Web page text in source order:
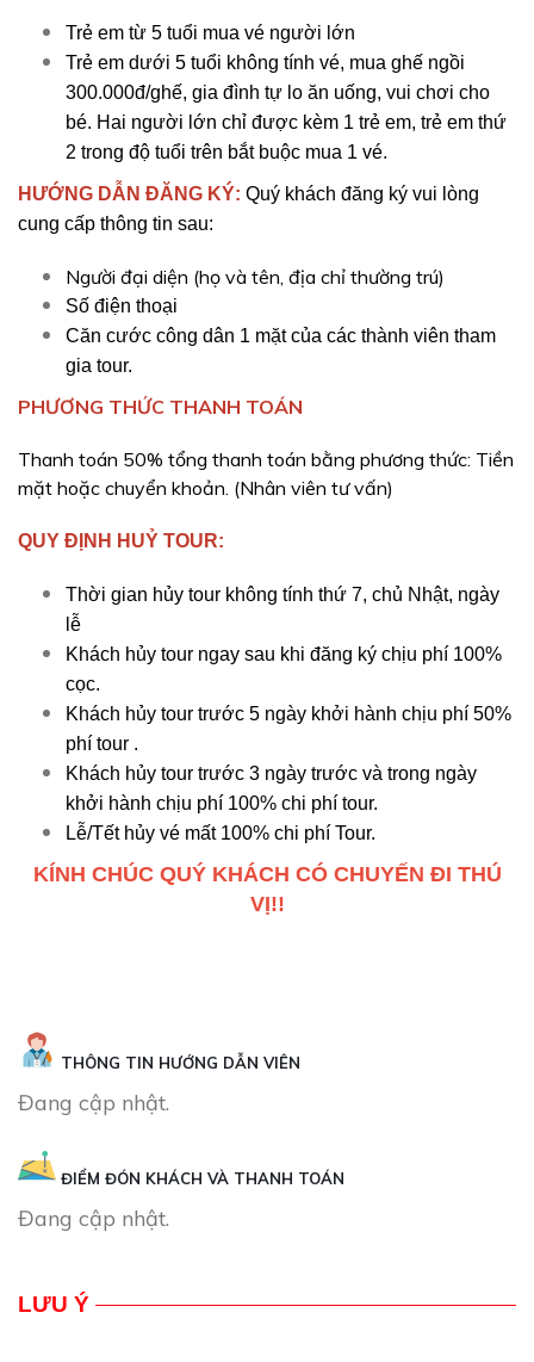
Trẻ em từ 5 tuổi mua vé người lớn
Trẻ em dưới 5 tuổi không tính vé, mua ghế ngồi
300.000đ/ghế, gia đình tự lo ăn uống, vui chơi cho
bé. Hai người lớn chỉ được kèm 1 trẻ em, trẻ em thứ
2 trong độ tuổi trên bắt buộc mua 1 vé.
HƯỚNG DẪN ĐĂNG KÝ: Quý khách đăng ký vui lòng
cung cấp thông tin sau:
Người đại diện (họ và tên, địa chỉ thường trú)
Số điện thoại
Căn cước công dân 1 mặt của các thành viên tham
gia tour.
PHƯƠNG THỨC THANH TOÁN
Thanh toán 50% tổng thanh toán bằng phương thức: Tiền
mặt hoặc chuyển khoản. (Nhân viên tư vấn)
QUY ĐỊNH HUỶ TOUR:
Thời gian hủy tour không tính thứ 7, chủ Nhật, ngày
lễ
Khách hủy tour ngay sau khi đăng ký chịu phí 100%
cọc.
Khách hủy tour trước 5 ngày khởi hành chịu phí 50%
phí tour .
Khách hủy tour trước 3 ngày trước và trong ngày
khởi hành chịu phí 100% chi phí tour.
Lễ/Tết hủy vé mất 100% chi phí Tour.
KÍNH CHÚC QUÝ KHÁCH CÓ CHUYẾN ĐI THÚ
VỊ!!
THÔNG TIN HƯỚNG DẪN VIÊN
Đang cập nhật.
ĐIỂM ĐÓN KHÁCH VÀ THANH TOÁN
Đang cập nhật.
LƯU Ý